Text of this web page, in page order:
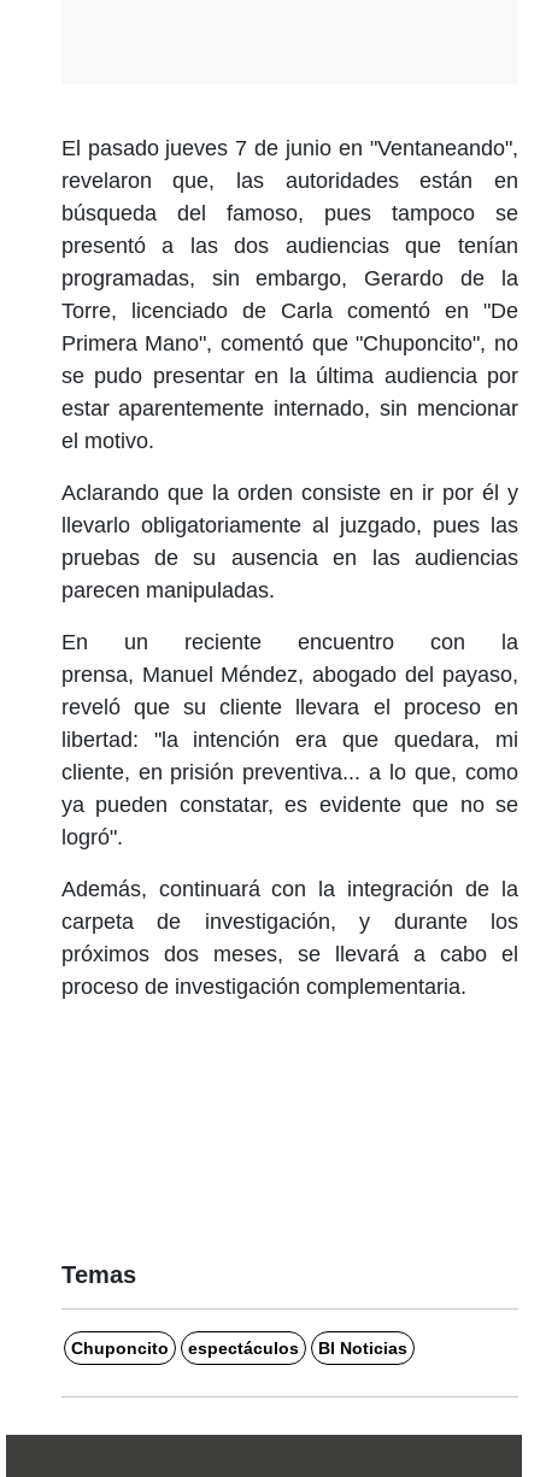
El pasado jueves 7 de junio en "Ventaneando",
revelaron que, las autoridades están en
búsqueda del famoso, pues tampoco se
presentó a las dos audiencias que tenían
programadas, sin embargo, Gerardo de la
Torre, licenciado de Carla comentó en "De
Primera Mano", comentó que "Chuponcito", no
se pudo presentar en la última audiencia por
estar aparentemente internado, sin mencionar
el motivo.
Aclarando que la orden consiste en ir por él y
llevarlo obligatoriamente al juzgado, pues las
pruebas de su ausencia en las audiencias
parecen manipuladas.
En un reciente encuentro con la
prensa, Manuel Méndez, abogado del payaso,
reveló que su cliente llevara el proceso en
libertad: "la intención era que quedara, mi
cliente, en prisión preventiva... a lo que, como
ya pueden constatar, es evidente que no se
logró".
Además, continuará con la integración de la
carpeta de investigación, y durante los
próximos dos meses, se llevará a cabo el
proceso de investigación complementaria.
Temas
Chuponcito espectáculos BI Noticias